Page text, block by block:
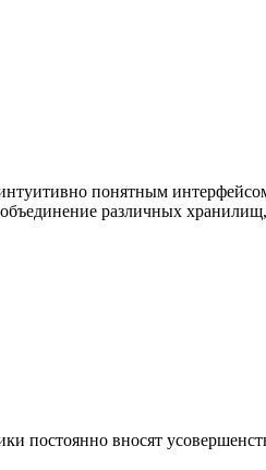
понятным
различных
постоянно вносят